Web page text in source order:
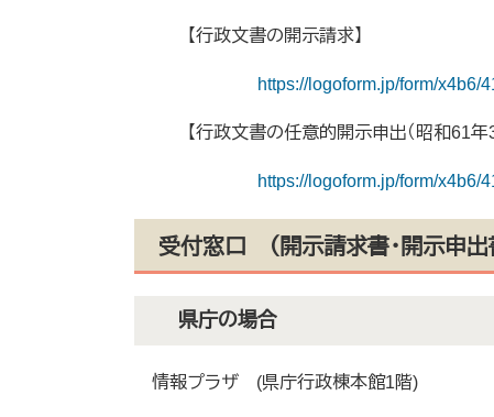
【行政文書の開示請求】
https://logoform.jp/form/x4b6/
【行政文書の任意的開示申出（昭和61
https://logoform.jp/form/x4b6/
受付窓口 （開示請求書・開示申出
県庁の場合
情報プラザ (県庁行政棟本館1階)